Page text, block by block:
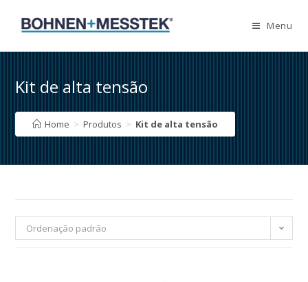
Menu
Kit de alta tensão
Home > Produtos > Kit de alta tensão
Ordenação padrão